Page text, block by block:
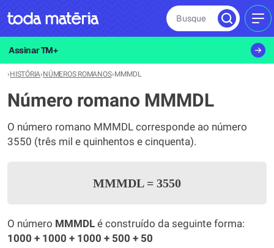
Busque
Assinar TM+
›HISTÓRIA›NÚMEROS ROMANOS›MMMDL
Número romano MMMDL
O número romano MMMDL corresponde ao número
3550 (três mil e quinhentos e cinquenta).
MMMDL = 3550
O número MMMDL é construído da seguinte forma:
1000 + 1000 + 1000 + 500 + 50